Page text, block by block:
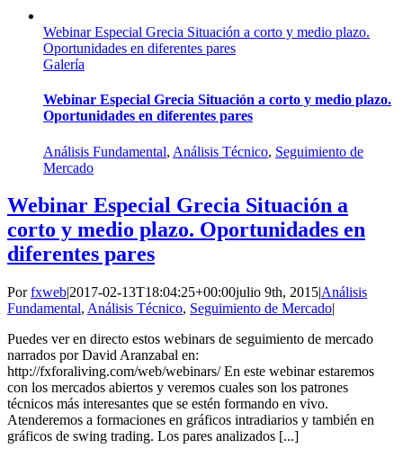
Webinar Especial Grecia Situación a corto y medio plazo.
Oportunidades en diferentes pares
Galería
Webinar Especial Grecia Situación a corto y medio plazo.
Oportunidades en diferentes pares
Análisis Fundamental, Análisis Técnico, Seguimiento de
Mercado
Webinar Especial Grecia Situación a
corto y medio plazo. Oportunidades en
diferentes pares
Porfxweb|2017-02-13T18:04:25+00:00julio 9th, 2015|Análisis
Fundamental, Análisis Técnico, Seguimiento de Mercado|
Puedes ver en directo estos webinars de seguimiento de mercado
narrados por David Aranzabal en:
http://fxforaliving.com/web/webinars/ En este webinar estaremos
con los mercados abiertos y veremos cuales son los patrones
técnicos más interesantes que se estén formando en vivo.
Atenderemos a formaciones en gráficos intradiarios y también en
gráficos de swing trading. Los pares analizados [...]